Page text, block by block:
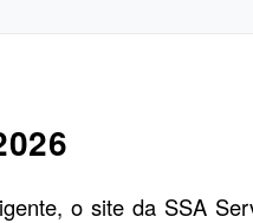
o site da SSA